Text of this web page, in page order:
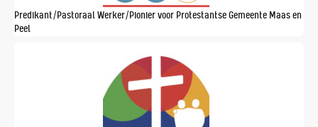
Predikant/Pastoraal Werker/Pionier voor Protestantse Gemeente Maas en
Peel